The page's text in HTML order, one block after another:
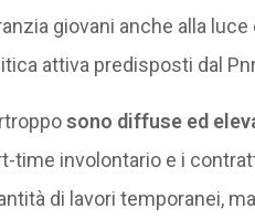
giovani anche alla
attiva predisposti dal
sono diffuse ed
time involontario e i
di lavori temporanei,